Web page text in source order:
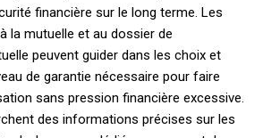
financière sur le long terme. Les
la mutuelle et au dossier de
peuvent guider dans les choix et
de garantie nécessaire pour faire
sans pression financière excessive.
des informations précises sur les